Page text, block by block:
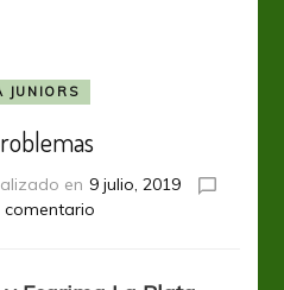
JUNIORS
en 9 julio, 2019
comentario